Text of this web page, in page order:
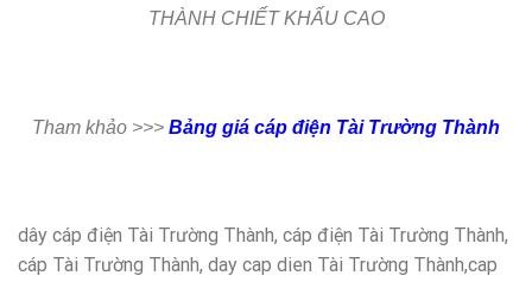
THÀNH CHIẾT KHẤU CAO
Tham khảo >>> Bảng giá cáp điện Tài Trường Thành
dây cáp điện Tài Trường Thành, cáp điện Tài Trường Thành,
cáp Tài Trường Thành, day cap dien Tài Trường Thành,cap